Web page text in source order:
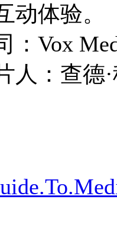
动体验。
查德·